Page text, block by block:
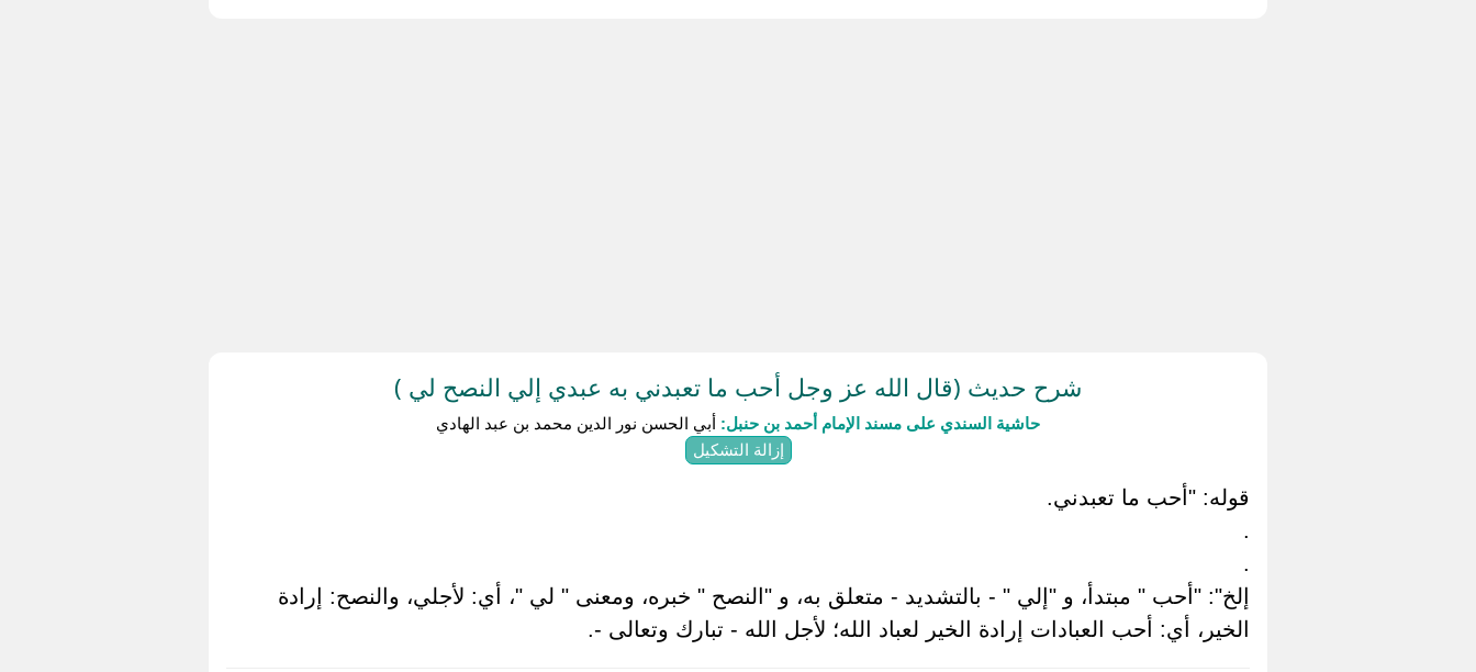
شرح حديث (قال الله عز وجل أحب ما تعبدني به عبدي إلي النصح لي )
حاشية السندي على مسند الإمام أحمد بن حنبل: أبي الحسن نور الدين محمد بن عبد الهادي
إزالة التشكيل
قوله: "أحب ما تعبدني.
.
.
إلخ": "أحب " مبتدأ، و "إلي " - بالتشديد - متعلق به، و "النصح " خبره، ومعنى " لي "، أي: لأجلي، والنصح: إرادة
الخير، أي: أحب العبادات إرادة الخير لعباد الله؛ لأجل الله - تبارك وتعالى -.